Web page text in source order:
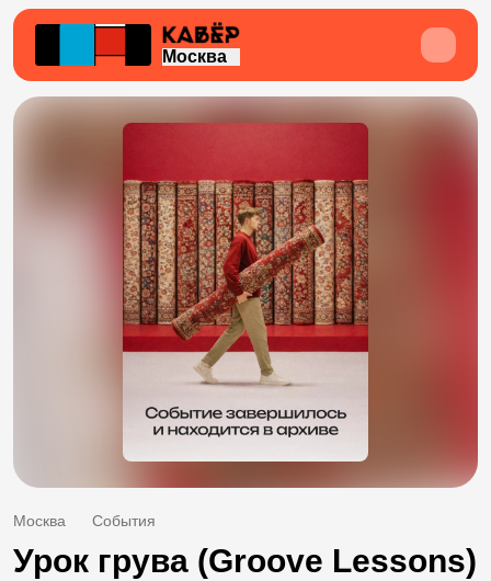
Москва
Москва События
Урок грува (Groove Lessons)